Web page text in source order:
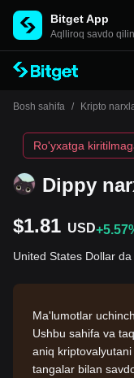
Bitget App
Aqlliroq savdo
Bosh sahifa / Kripto
Dippy
Ro'yxatga
$1.81 USD
United States Dollar
Ma'lumotlar
Ushbu sahifa va
aniq
tangalar bilan